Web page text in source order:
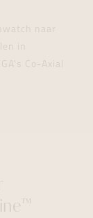
naar
in
Co-Axial